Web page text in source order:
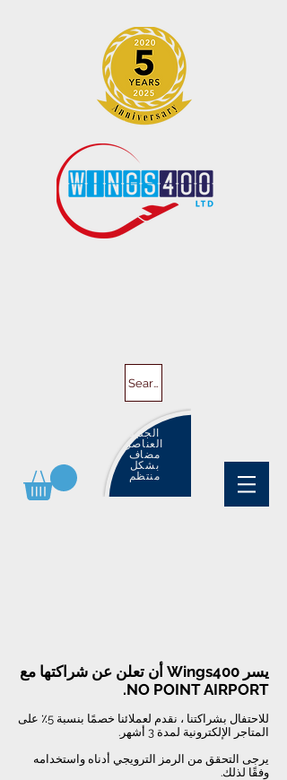
Search
الجديد
العناصر
مضاف
بشكل
منتظم
يسر Wings400 أن تعلن عن شراكتها مع
NO POINT AIRPORT.
للاحتفال بشراكتنا ، نقدم لعملائنا خصمًا بنسبة 5٪ على
المتاجر الإلكترونية لمدة 3 أشهر.
يرجى التحقق من الرمز الترويجي أدناه واستخدامه
وفقًا لذلك.